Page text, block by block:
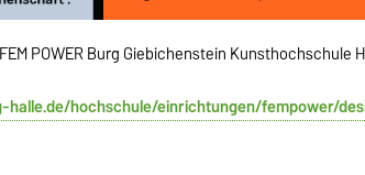
POWER Burg Giebichenstein Kunsthochschule
halle.de/hochschule/einrichtungen/fempower/